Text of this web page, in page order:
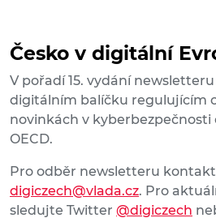
Česko v digitální
V pořadí 15. vydání
digitálním balíčku regulujícím
novinkách v
OECD.
Pro odběr newsletteru
digiczech@vlada.cz. Pro
sledujte Twitter @digiczech